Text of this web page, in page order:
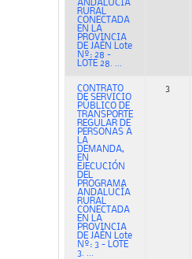
ANDALUCÍA
RURAL
CONECTADA
EN LA
PROVINCIA
DE JAÉN Lote
Nº: 28 -
LOTE 28. ...
CONTRATO
DE SERVICIO
PÚBLICO DE
TRANSPORTE
REGULAR DE
PERSONAS A
LA
DEMANDA,
EN
EJECUCIÓN
DEL
PROGRAMA
ANDALUCÍA
RURAL
CONECTADA
EN LA
PROVINCIA
DE JAÉN Lote
Nº: 3 - LOTE
3. ...
3